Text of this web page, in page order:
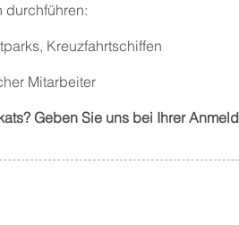
durchführen:
Kreuzfahrtschiffen
Mitarbeiter
Geben Sie uns bei Ihrer